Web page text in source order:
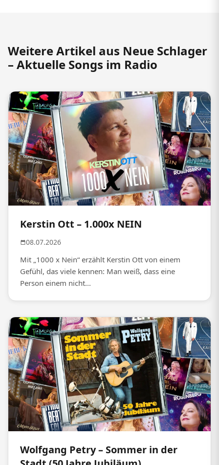
Weitere Artikel aus Neue Schlager
– Aktuelle Songs im Radio
Kerstin Ott – 1.000x NEIN
08.07.2026
Mit „1000 x Nein“ erzählt Kerstin Ott von einem
Gefühl, das viele kennen: Man weiß, dass eine
Person einem nicht...
Wolfgang Petry – Sommer in der